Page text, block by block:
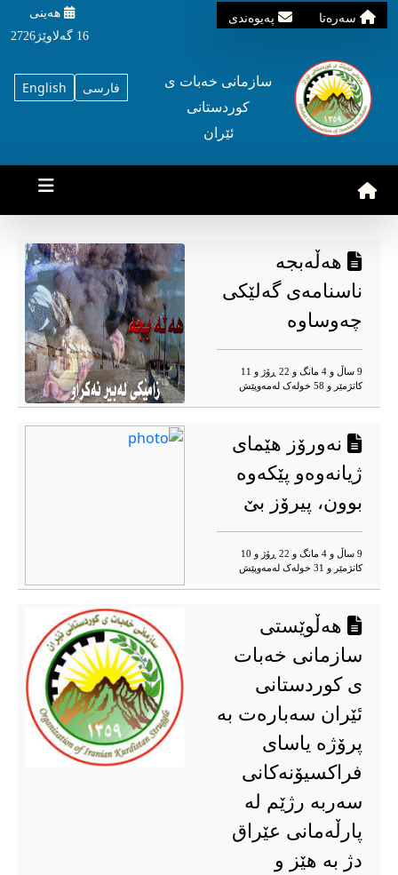
سه‌ره‌تا په‌یوه‌ندی
هه‌ینی
16 گه‌لاوێژ2726
English فارسی
سازمانی خه‌بات ی
کوردستانی
ئێران
هه‌ڵه‌بجه‌
ناسنامه‌ی گه‌لێکی
چه‌وساوه‌
9 ساڵ و 4 مانگ و 22 ڕۆژ و 11
کاتژمێر و 58 خوله‌ک له‌مه‌وپێش‌
نەورۆز هێمای
ژیانەوەو پێکەوە
بوون، پیرۆز بێ
9 ساڵ و 4 مانگ و 22 ڕۆژ و 10
کاتژمێر و 31 خوله‌ک له‌مه‌وپێش‌
هه‌ڵوێستی
سازمانی خەبات
ی کوردستانی
ئێران سەبارەت بە
پرۆژە یاسای
فراکسیۆنەکانی
سەربە رژێم لە
پارڵەمانی عێراق
دژ به‌ هێز و